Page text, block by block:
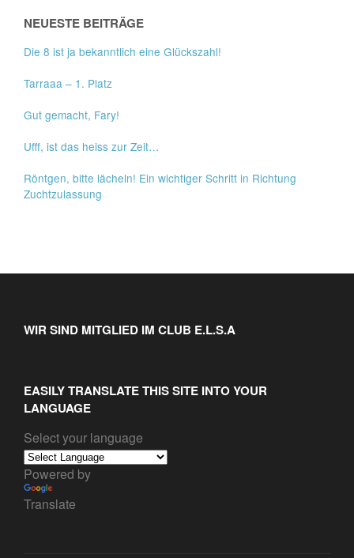
NEUESTE BEITRÄGE
Die 8 ist ja bekanntlich eine Glückszahl!
Tarraaa – 1. Platz
Gut gemacht, Fary!
Ufff, ist das heiss zur Zeit…
Röntgen, bitte lächeln! Ein wichtiger Schritt in Richtung
Zuchtzulassung
WIR SIND MITGLIED IM CLUB E.L.S.A
EASILY TRANSLATE THIS SITE INTO YOUR
LANGUAGE
Select your language
Powered by
Translate